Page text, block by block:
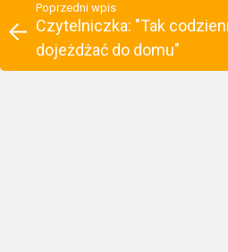
Poprzedni wpis
Czytelniczka: "Tak
dojeżdżać do domu"